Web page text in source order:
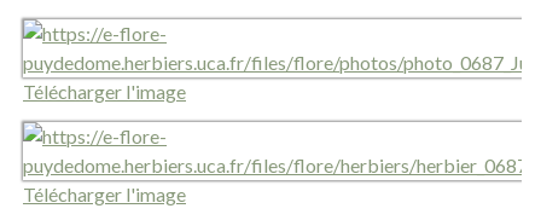
Télécharger l'image
Télécharger l'image